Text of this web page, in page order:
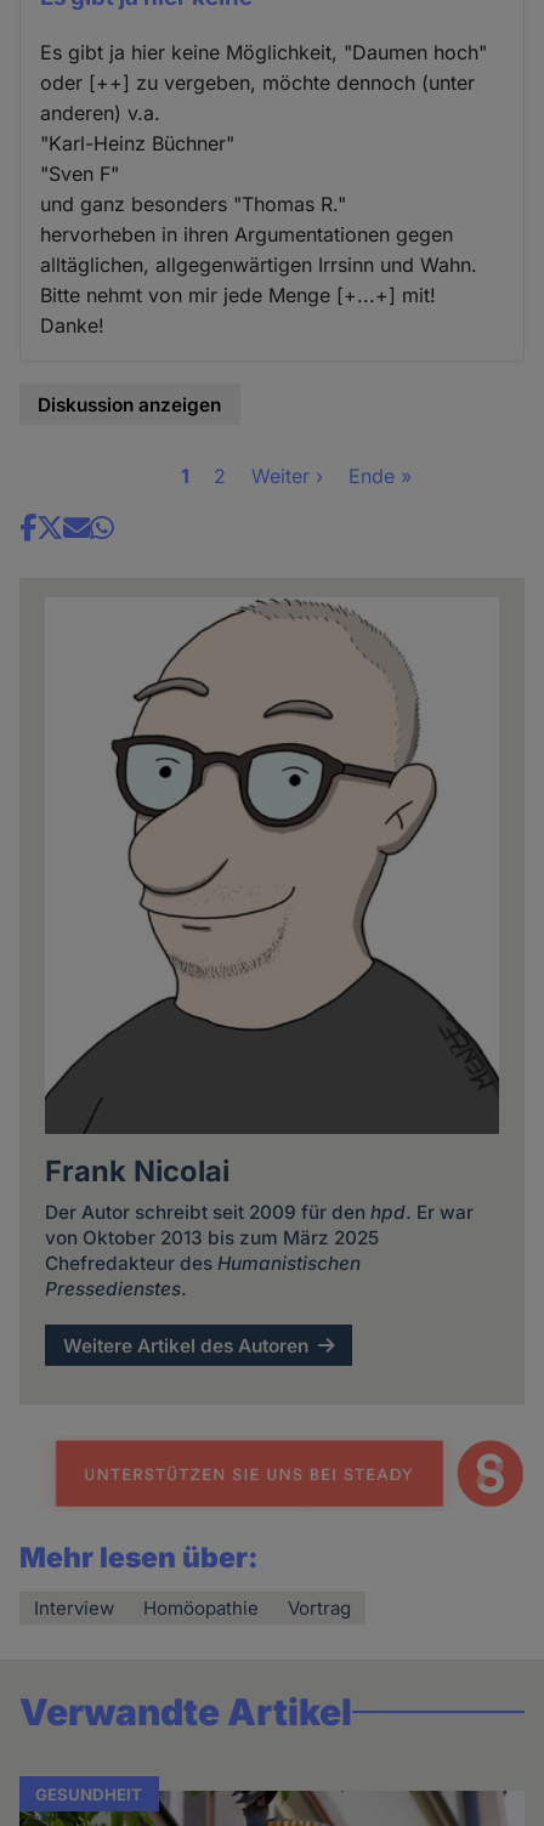
Es gibt ja hier keine Möglichkeit, "Daumen hoch"
oder [++] zu vergeben, möchte dennoch (unter
anderen) v.a.
"Karl-Heinz Büchner"
"Sven F"
und ganz besonders "Thomas R."
hervorheben in ihren Argumentationen gegen
alltäglichen, allgegenwärtigen Irrsinn und Wahn.
Bitte nehmt von mir jede Menge [+...+] mit!
Danke!
Diskussion anzeigen
Seite
1 Seite
2
Nächste
Weiter ›
Letzte
Ende »
Share
Frank Nicolai
Der Autor schreibt seit 2009 für den hpd. Er war
von Oktober 2013 bis zum März 2025
Chefredakteur des Humanistischen
Pressedienstes.
Weitere Artikel des Autoren
Mehr lesen über:
Interview Homöopathie Vortrag
Verwandte Artikel
GESUNDHEIT